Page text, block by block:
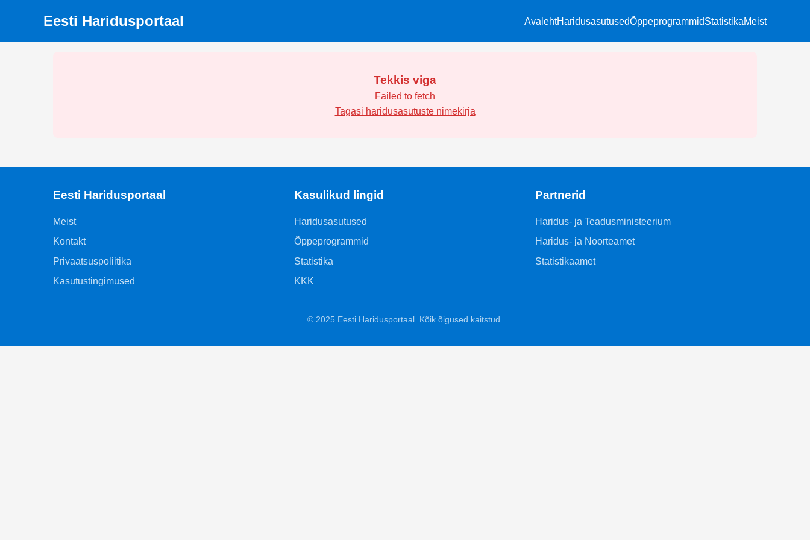
Eesti Haridusportaal AvalehtHaridusasutusedÕppeprogrammidStatistikaMeist
Tekkis viga
Failed to fetch
Tagasi haridusasutuste nimekirja
Eesti Haridusportaal
Meist
Kontakt
Privaatsuspoliitika
Kasutustingimused
Kasulikud lingid
Haridusasutused
Õppeprogrammid
Statistika
KKK
Partnerid
Haridus- ja Teadusministeerium
Haridus- ja Noorteamet
Statistikaamet
© 2025 Eesti Haridusportaal. Kõik õigused kaitstud.